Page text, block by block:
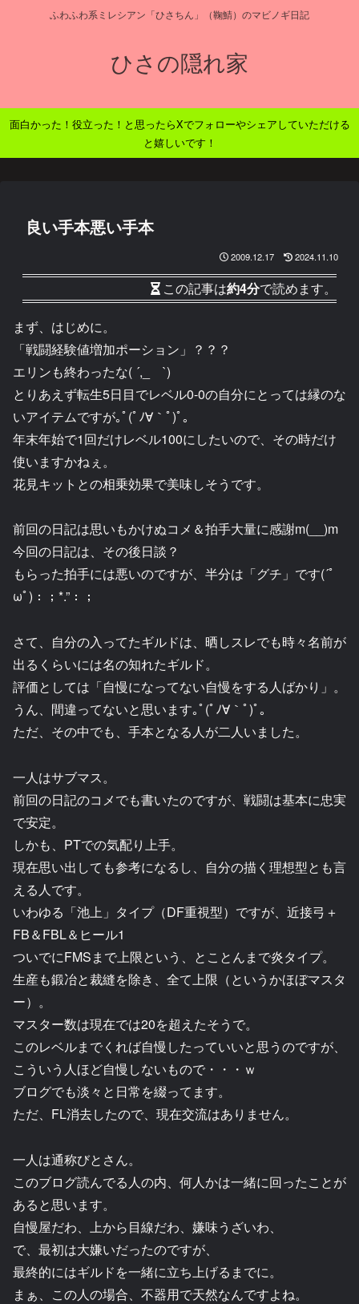
ふわふわ系ミレシアン「ひさちん」（鞠鯖）のマビノギ日記
ひさの隠れ家
面白かった！役立った！と思ったらXでフォローやシェアしていただける
と嬉しいです！
良い手本悪い手本
2009.12.17 2024.11.10
この記事は約4分で読めます。
まず、はじめに。
「戦闘経験値増加ポーション」？？？
エリンも終わったな( ´,_ゝ`)
とりあえず転生5日目でレベル0-0の自分にとっては縁のな
いアイテムですが｡ﾟ(ﾟﾉ∀｀ﾟ)ﾟ｡
年末年始で1回だけレベル100にしたいので、その時だけ
使いますかねぇ。
花見キットとの相乗効果で美味しそうです。
前回の日記は思いもかけぬコメ＆拍手大量に感謝m(__)m
今回の日記は、その後日談？
もらった拍手には悪いのですが、半分は「グチ」です(´ﾟ
ωﾟ)：；*.”：；
さて、自分の入ってたギルドは、晒しスレでも時々名前が
出るくらいには名の知れたギルド。
評価としては「自慢になってない自慢をする人ばかり」。
うん、間違ってないと思います｡ﾟ(ﾟﾉ∀｀ﾟ)ﾟ｡
ただ、その中でも、手本となる人が二人いました。
一人はサブマス。
前回の日記のコメでも書いたのですが、戦闘は基本に忠実
で安定。
しかも、PTでの気配り上手。
現在思い出しても参考になるし、自分の描く理想型とも言
える人です。
いわゆる「池上」タイプ（DF重視型）ですが、近接弓＋
FB＆FBL＆ヒール1
ついでにFMSまで上限という、とことんまで炎タイプ。
生産も鍛冶と裁縫を除き、全て上限（というかほぼマスタ
ー）。
マスター数は現在では20を超えたそうで。
このレベルまでくれば自慢したっていいと思うのですが、
こういう人ほど自慢しないもので・・・ｗ
ブログでも淡々と日常を綴ってます。
ただ、FL消去したので、現在交流はありません。
一人は通称びとさん。
このブログ読んでる人の内、何人かは一緒に回ったことが
あると思います。
自慢屋だわ、上から目線だわ、嫌味うざいわ、
で、最初は大嫌いだったのですが、
最終的にはギルドを一緒に立ち上げるまでに。
まぁ、この人の場合、不器用で天然なんですよね。